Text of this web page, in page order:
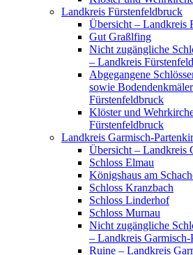
Landkreis Fürstenfeldbruck
Übersicht – Landkreis
Gut Graßlfing
Nicht zugängliche
– Landkreis
Abgegangene
sowie
Fürstenfeldbruck
Klöster und
Fürstenfeldbruck
Landkreis Garmisch-
Übersicht – Landkreis
Schloss Elmau
Königshaus am
Schloss Kranzbach
Schloss Linderhof
Schloss Murnau
Nicht zugängliche
– Landkreis Garmisch-
Ruine – Landkreis